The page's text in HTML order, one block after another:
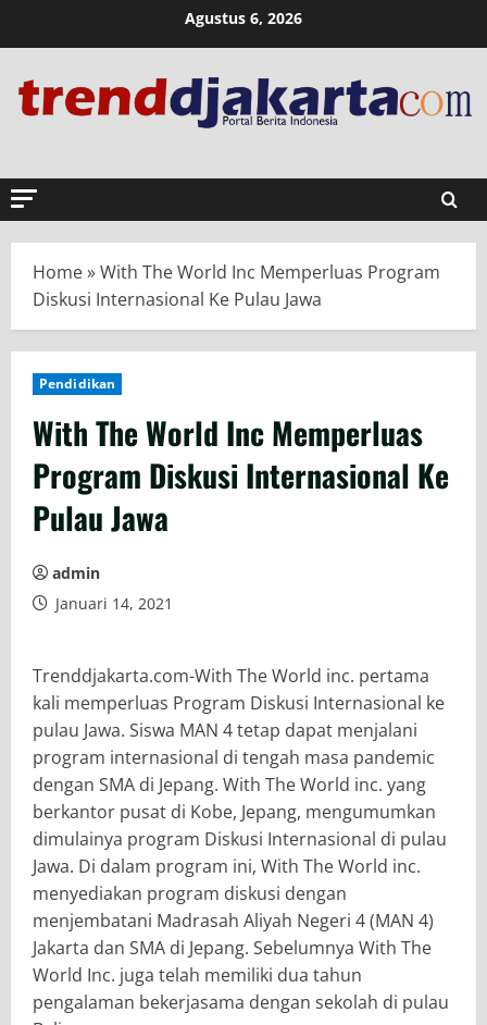
Agustus 6, 2026
Home»With The World Inc Memperluas Program
Diskusi Internasional Ke Pulau Jawa
Pendidikan
With The World Inc Memperluas
Program Diskusi Internasional Ke
Pulau Jawa
admin
Januari 14, 2021
Trenddjakarta.com-With The World inc. pertama
kali memperluas Program Diskusi Internasional ke
pulau Jawa. Siswa MAN 4 tetap dapat menjalani
program internasional di tengah masa pandemic
dengan SMA di Jepang. With The World inc. yang
berkantor pusat di Kobe, Jepang, mengumumkan
dimulainya program Diskusi Internasional di pulau
Jawa. Di dalam program ini, With The World inc.
menyediakan program diskusi dengan
menjembatani Madrasah Aliyah Negeri 4 (MAN 4)
Jakarta dan SMA di Jepang. Sebelumnya With The
World Inc. juga telah memiliki dua tahun
pengalaman bekerjasama dengan sekolah di pulau